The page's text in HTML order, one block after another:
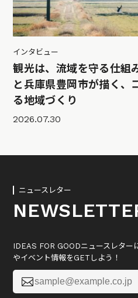
インタビュー
観光は、流域を守る仕組
と兵庫県豊岡市が描く、
る地域づくり
2026.07.30
ニュースレター
IDEAS FOR GOODニュースレター
やイベント情報をGETしよう！
